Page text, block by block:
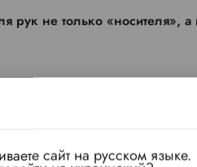
из нитрила Mercator Medical
сайт на русском языке.